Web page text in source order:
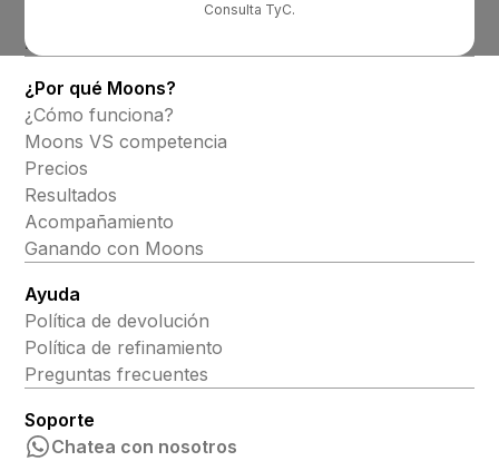
Consulta TyC.
Alineadores invisibles
¿Por qué Moons?
¿Cómo funciona?
Moons VS competencia
Precios
Resultados
Acompañamiento
Ganando con Moons
Ayuda
Política de devolución
Política de refinamiento
Preguntas frecuentes
Soporte
Chatea con nosotros